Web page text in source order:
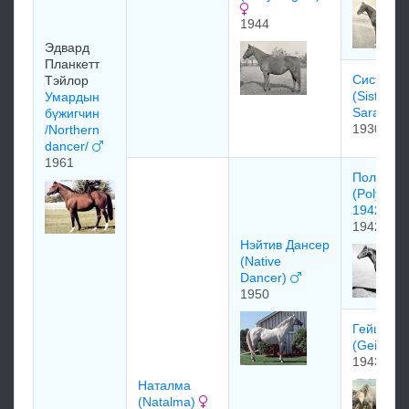
Эдваpд
Планкетт
Тэйлop
Умардын
бүжигчин
/Northern
dancer/
1961
1944
Сиcтeр
(Sister
1930
Наталма
(Natalma)
Нэйтив Дансер
(Native
Dancer)
1950
1942)
1942
Гейша
(Geisha)
1943